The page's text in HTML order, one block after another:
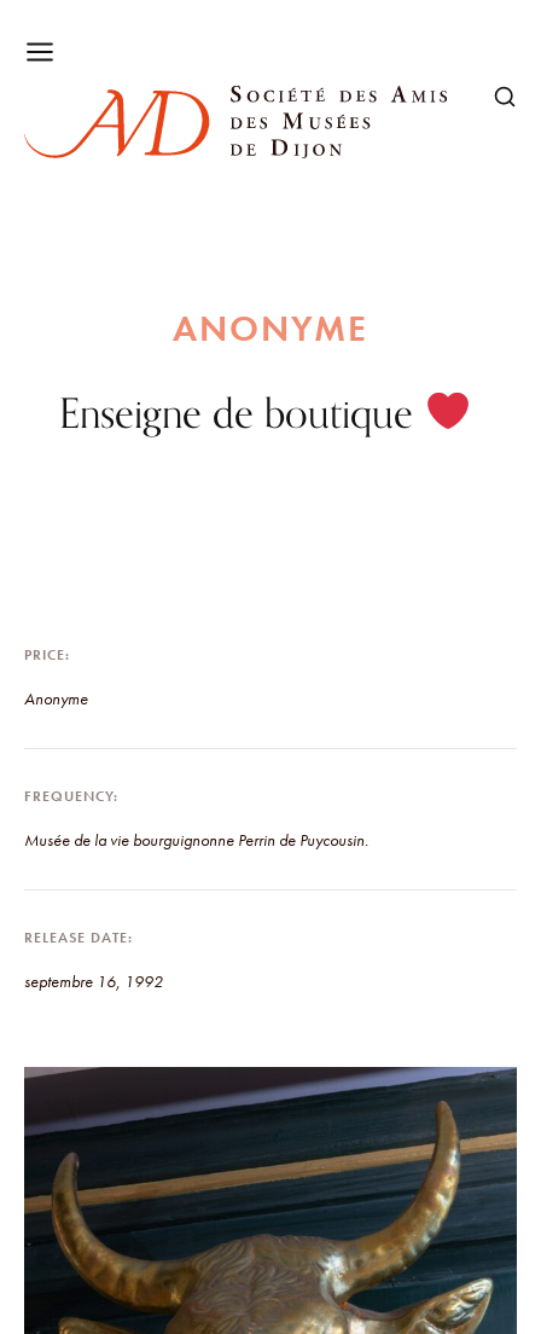
ANONYME
Enseigne de boutique
PRICE
Anonyme
FREQUENCY
Musée de la vie bourguignonne Perrin de Puycousin.
RELEASE DATE
septembre 16, 1992